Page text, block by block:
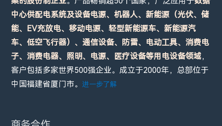
中心供配电系统及设备电源、机器人、新能源（光伏、储
能、EV充放电、移动电源、轻型新能源车、新能源汽
车、低空飞行器）、通信设备、防雷、电动工具、消费电
子、消费电器、照明、电源、医疗设备等用电设备领域，
客户包括多家世界500强企业。成立于2000年，总部位于
中国福建省厦门市。进一步了解